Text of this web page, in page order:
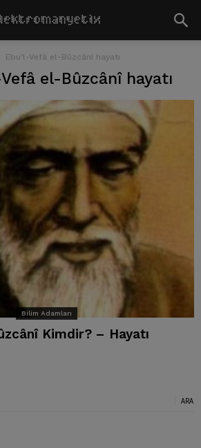
Ebu’l-Vefâ el-Bûzcânî hayatı
el-Bûzcânî hayatı
Bilim Adamları
Kimdir? – Hayatı